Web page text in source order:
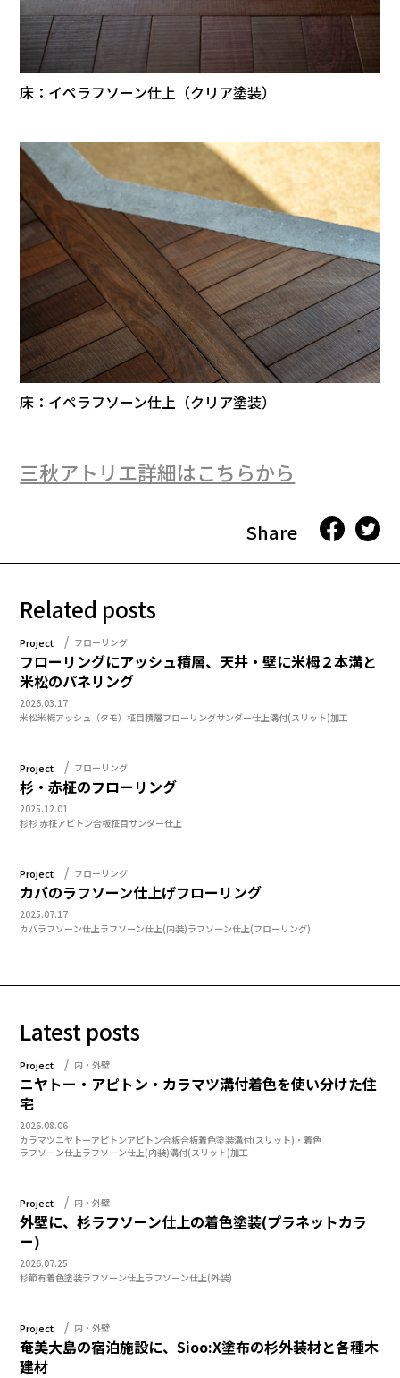
床：イペラフソーン仕上（クリア塗装）
床：イペラフソーン仕上（クリア塗装）
三秋アトリエ詳細はこちらから
Share
Related posts
Project フローリング
フローリングにアッシュ積層、天井・壁に米栂２本溝と
米松のパネリング
2026.03.17
米松米栂アッシュ（タモ）柾目積層フローリングサンダー仕上溝付(スリット)加工
Project フローリング
杉・赤柾のフローリング
2025.12.01
杉杉 赤柾アピトン合板柾目サンダー仕上
Project フローリング
カバのラフソーン仕上げフローリング
2025.07.17
カバラフソーン仕上ラフソーン仕上(内装)ラフソーン仕上(フローリング)
Latest posts
Project 内・外壁
ニヤトー・アピトン・カラマツ溝付着色を使い分けた住
宅
2026.08.06
カラマツニヤトーアピトンアピトン合板合板着色塗装溝付(スリット)・着色
ラフソーン仕上ラフソーン仕上(内装)溝付(スリット)加工
Project 内・外壁
外壁に、杉ラフソーン仕上の着色塗装(プラネットカラ
ー)
2026.07.25
杉節有着色塗装ラフソーン仕上ラフソーン仕上(外装)
Project 内・外壁
奄美大島の宿泊施設に、Sioo:X塗布の杉外装材と各種木
建材